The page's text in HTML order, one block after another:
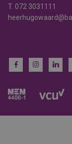
T. 072 3031111